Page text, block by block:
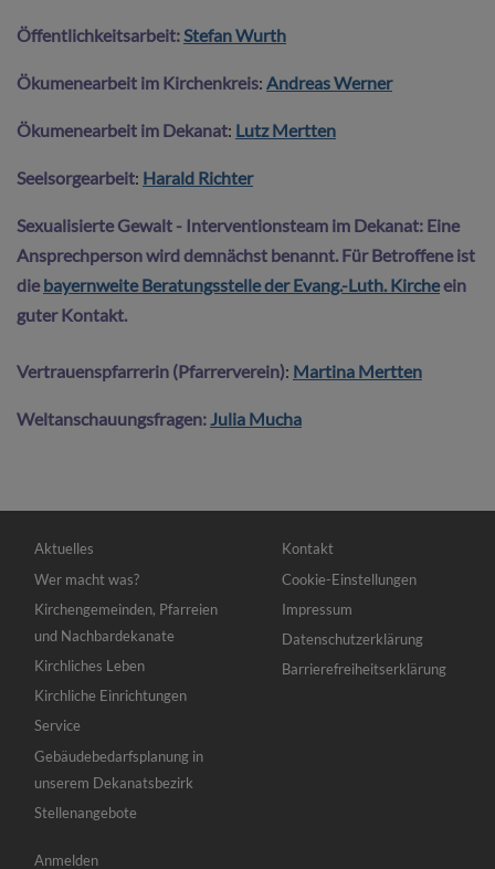
Öffentlichkeitsarbeit:Stefan Wurth
Ökumenearbeit im Kirchenkreis: Andreas Werner
Ökumenearbeit im Dekanat: Lutz Mertten
Seelsorgearbeit: Harald Richter
Sexualisierte Gewalt - Interventionsteam im Dekanat: Eine
Ansprechperson wird demnächst benannt. Für Betroffene ist
diebayernweite Beratungsstelle der Evang.-Luth. Kircheein
guter Kontakt.
Vertrauenspfarrerin (Pfarrerverein): Martina Mertten
Weltanschauungsfragen:Julia Mucha
Hauptnavigation
Aktuelles
Wer macht was?
Kirchengemeinden, Pfarreien
und Nachbardekanate
Kirchliches Leben
Kirchliche Einrichtungen
Service
Gebäudebedarfsplanung in
unserem Dekanatsbezirk
Stellenangebote
Fußbereichsmenü
Kontakt
Cookie-Einstellungen
Impressum
Datenschutzerklärung
Barrierefreiheitserklärung
Benutzermenü
Anmelden